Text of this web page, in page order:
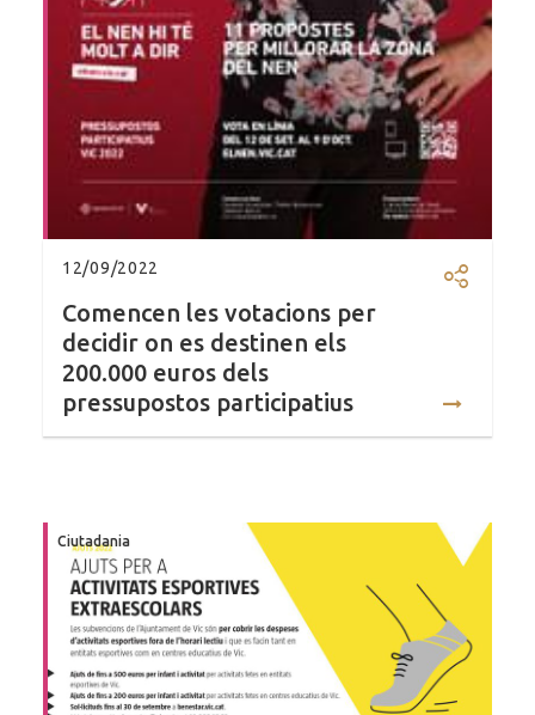
12/09/2022
Comencen les votacions per
decidir on es destinen els
200.000 euros dels
pressupostos participatius
Ciutadania